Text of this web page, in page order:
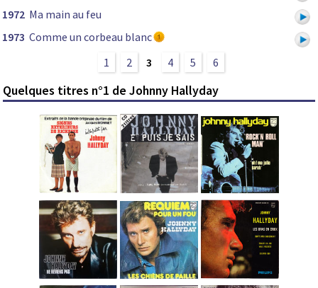
1972 Ma main au feu
1973 Comme un corbeau blanc
1
2 3 4 5 6
Quelques titres n°1 de Johnny Hallyday